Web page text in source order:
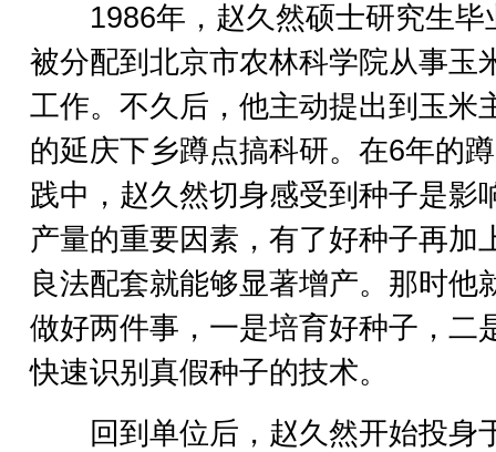
1986年，赵久然硕士研究生毕
被分配到北京市农林科学院从事玉
工作。不久后，他主动提出到玉米
的延庆下乡蹲点搞科研。在6年的
践中，赵久然切身感受到种子是影
产量的重要因素，有了好种子再加
良法配套就能够显著增产。那时他
做好两件事，一是培育好种子，二
快速识别真假种子的技术。
回到单位后，赵久然开始投身